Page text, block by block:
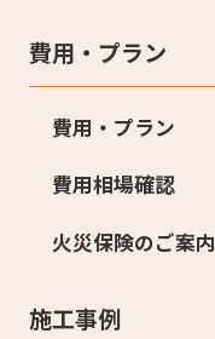
費用・プラン
費用・プラン
費用相場確認
火災保険のご案内
施工事例